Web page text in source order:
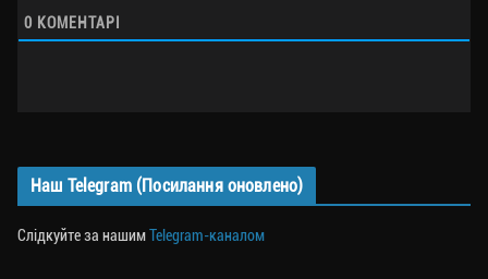
0 КОМЕНТАРІ
Наш Telegram (Посилання оновлено)
Слідкуйте за нашимTelegram-каналом